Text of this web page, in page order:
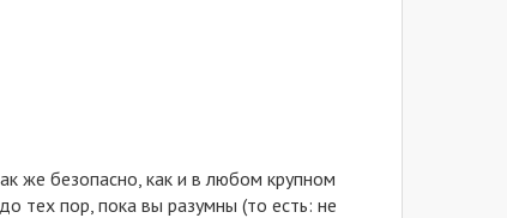
же безопасно, как и в любом крупном
тех пор, пока вы разумны (то есть: не